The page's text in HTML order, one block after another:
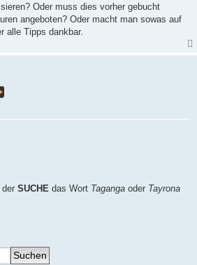
Oder muss dies vorher gebucht
angeboten? Oder macht man sowas auf
alle Tipps dankbar.
SUCHE das Wort Taganga oder Tayrona